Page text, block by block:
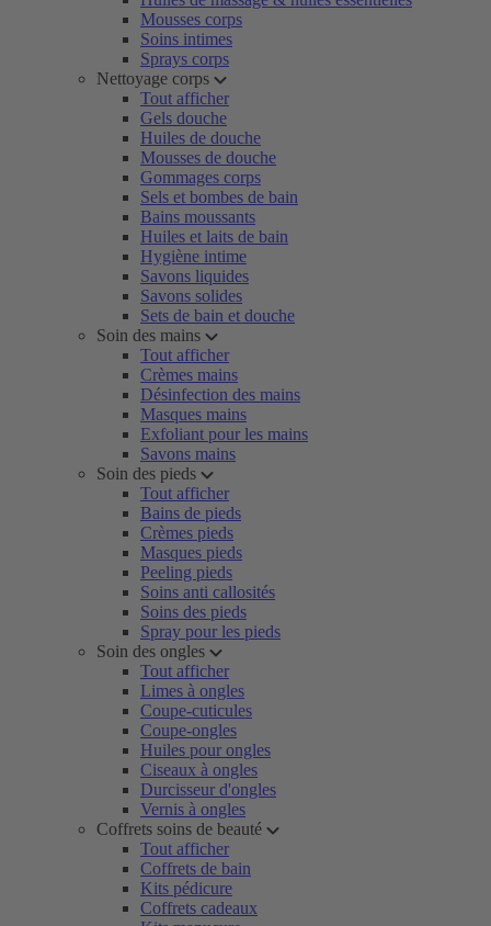
Mousses corps
Soins intimes
Sprays corps
Nettoyage corps
Tout afficher
Gels douche
Huiles de douche
Mousses de douche
Gommages corps
Sels et bombes de bain
Bains moussants
Huiles et laits de bain
Hygiène intime
Savons liquides
Savons solides
Sets de bain et douche
Soin des mains
Tout afficher
Crèmes mains
Désinfection des mains
Masques mains
Exfoliant pour les mains
Savons mains
Soin des pieds
Tout afficher
Bains de pieds
Crèmes pieds
Masques pieds
Peeling pieds
Soins anti callosités
Soins des pieds
Spray pour les pieds
Soin des ongles
Tout afficher
Limes à ongles
Coupe-cuticules
Coupe-ongles
Huiles pour ongles
Ciseaux à ongles
Durcisseur d'ongles
Vernis à ongles
Coffrets soins de beauté
Tout afficher
Coffrets de bain
Kits pédicure
Coffrets cadeaux